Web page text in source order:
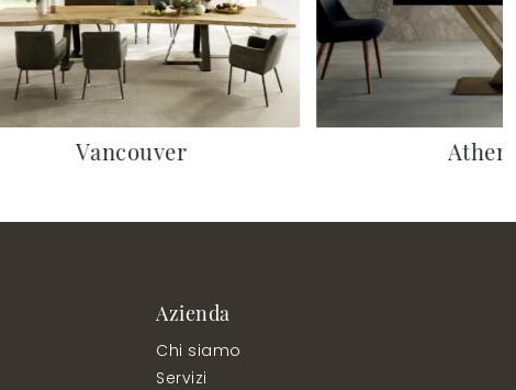
Vancouver
Azienda
Chi siamo
Servizi